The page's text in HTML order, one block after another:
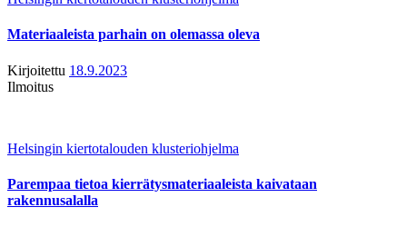
Materiaaleista parhain on olemassa oleva
Kirjoitettu 18.9.2023
Ilmoitus
Helsingin kiertotalouden klusteriohjelma
Parempaa tietoa kierrätysmateriaaleista kaivataan
rakennusalalla